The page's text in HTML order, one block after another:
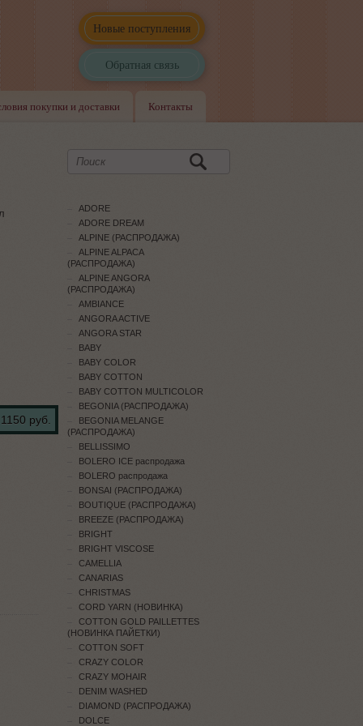
Новые поступления
Обратная связь
покупки и доставки Контакты
1150 руб.
ADORE
ADORE DREAM
ALPINE (РАСПРОДАЖА)
ALPINE ALPACA
(РАСПРОДАЖА)
ALPINE ANGORA
(РАСПРОДАЖА)
AMBIANCE
ANGORA ACTIVE
ANGORA STAR
BABY
BABY COLOR
BABY COTTON
BABY COTTON MULTICOLOR
BEGONIA (РАСПРОДАЖА)
BEGONIA MELANGE
(РАСПРОДАЖА)
BELLISSIMO
BOLERO ICE распродажа
BOLERO распродажа
BONSAI (РАСПРОДАЖА)
BOUTIQUE (РАСПРОДАЖА)
BREEZE (РАСПРОДАЖА)
BRIGHT
BRIGHT VISCOSE
CAMELLIA
CANARIAS
CHRISTMAS
CORD YARN (НОВИНКА)
COTTON GOLD PAILLETTES
(НОВИНКА ПАЙЕТКИ)
COTTON SOFT
CRAZY COLOR
CRAZY MOHAIR
DENIM WASHED
DIAMOND (РАСПРОДАЖА)
DOLCE